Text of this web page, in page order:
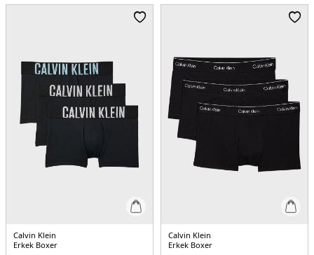
Calvin Klein
Erkek Boxer
Calvin Klein
Erkek Boxer